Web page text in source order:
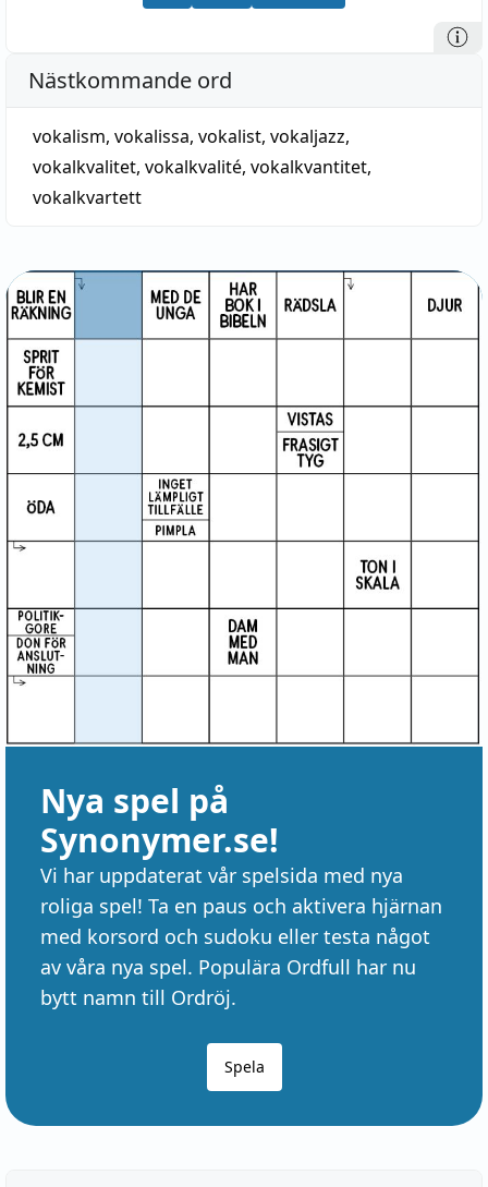
Nästkommande ord
vokalism, vokalissa, vokalist, vokaljazz,
vokalkvalitet, vokalkvalité, vokalkvantitet,
vokalkvartett
Nya spel på
Synonymer.se!
Vi har uppdaterat vår spelsida med nya
roliga spel! Ta en paus och aktivera hjärnan
med korsord och sudoku eller testa något
av våra nya spel. Populära Ordfull har nu
bytt namn till Ordröj.
Spela